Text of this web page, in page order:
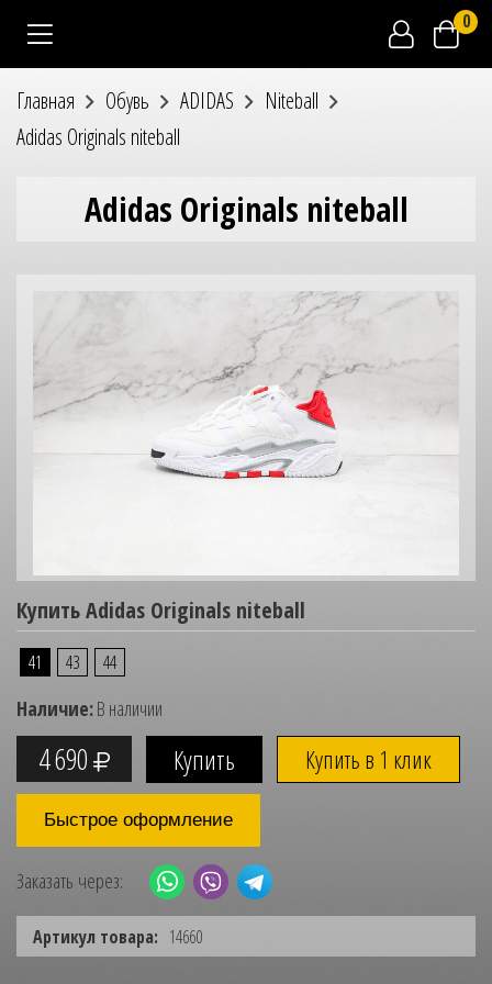
0
Главная Обувь ADIDAS
Niteball
Adidas Originals niteball
Adidas Originals niteball
Купить Adidas Originals niteball
41 43 44
Наличие:В наличии
4 690 Купить в 1 клик
Быстрое оформление
Заказать через:
Артикул товара: 14660